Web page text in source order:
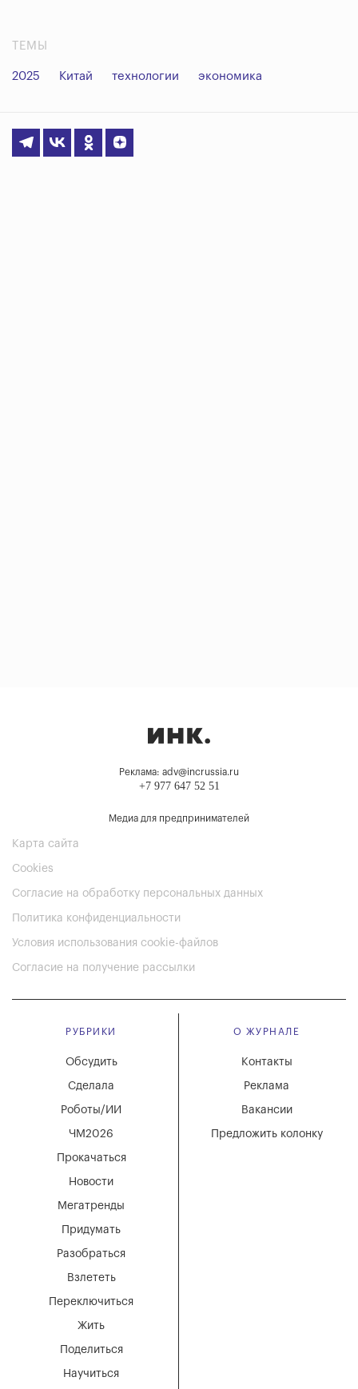
ТЕМЫ
2025 Китай технологии экономика
Реклама: adv@incrussia.ru
+7 977 647 52 51
Медиа для предпринимателей
Карта сайта
Cookies
Согласие на обработку персональных данных
Политика конфиденциальности
Условия использования cookie-файлов
Согласие на получение рассылки
РУБРИКИ
Мегатренды
Придумать
Разобраться
Взлететь
Новости
Переключиться
Жить
Поделиться
Научиться
Обсудить
Сделала
Роботы/ИИ
ЧМ2026
Прокачаться
О ЖУРНАЛЕ
Вакансии
Реклама
Контакты
Предложить колонку